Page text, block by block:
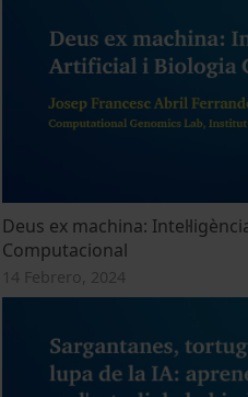
Deus ex machina:
Computacional
14 Febrero, 2024